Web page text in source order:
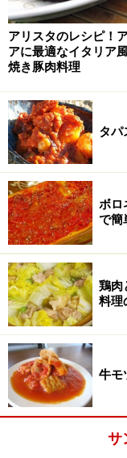
2
フライパンにみそ
火にかけて練り、
アリスタのレシピ！
アに最適なイタリア
焼き豚肉料理
タパ
ボロ
で簡
鶏肉
料理
牛モ
サ